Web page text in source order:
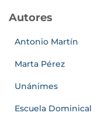
Autores
Antonio Martín
Marta Pérez
Unánimes
Escuela Dominical